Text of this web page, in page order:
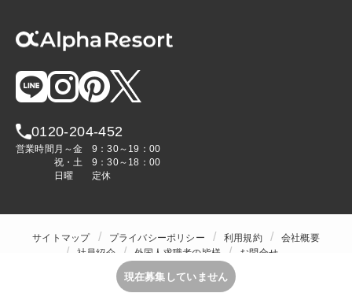
0120-204-452
営業時間 月～金
9：30～19：00
祝・土
9：30～18：00
日曜
定休
サイトマップ プライバシーポリシー 利用規約
会社概要
社員紹介
外国人求職者の皆様
お問合せ
現在募集していません